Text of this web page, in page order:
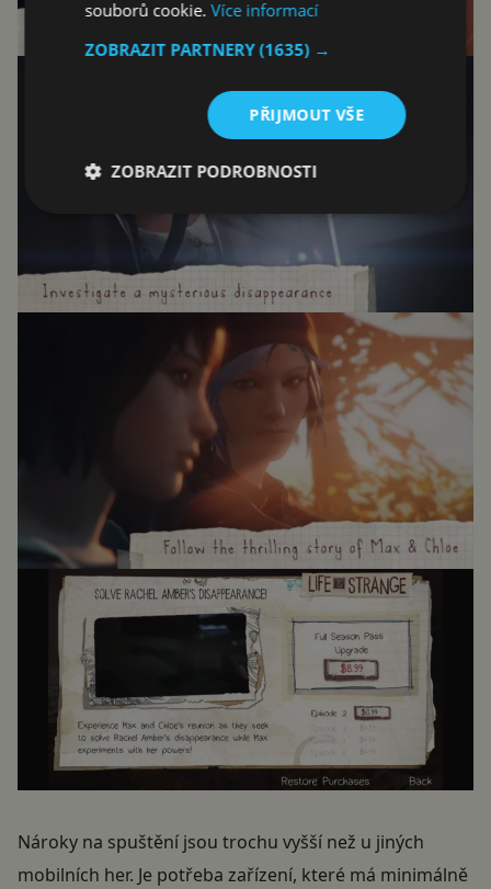
Nároky na spuštění jsou trochu vyšší než u jiných
mobilních her. Je potřeba zařízení, které má minimálně
souborů cookie.Více informací
ZOBRAZIT PARTNERY(1635) →
PŘIJMOUT VŠE
ZOBRAZIT PODROBNOSTI